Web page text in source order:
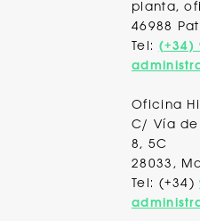
planta,
46988
Tel: (+34)
Oficina
C/ Vía
8, 5C
28033,
Tel: (+34)